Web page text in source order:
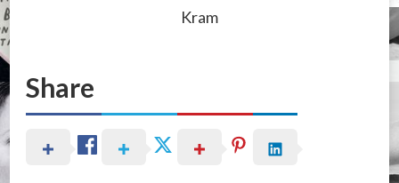
Kram
Share